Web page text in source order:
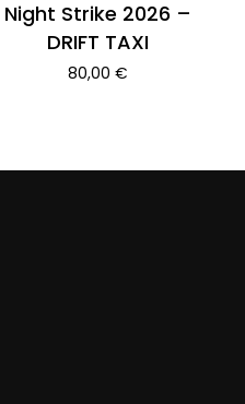
Night Strike 2026 –
DRIFT TAXI
80,00 €